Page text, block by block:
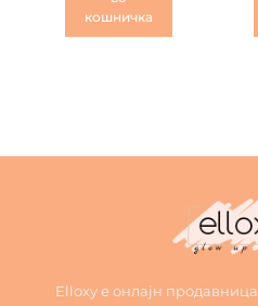
кошничка
Elloxy е онлајн